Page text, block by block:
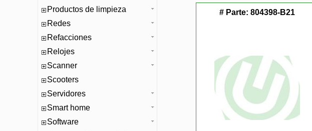
Productos de limpieza
Redes
Refacciones
Relojes
Scanner
Scooters
Servidores
Smart home
Software
# Parte: 804398-B21